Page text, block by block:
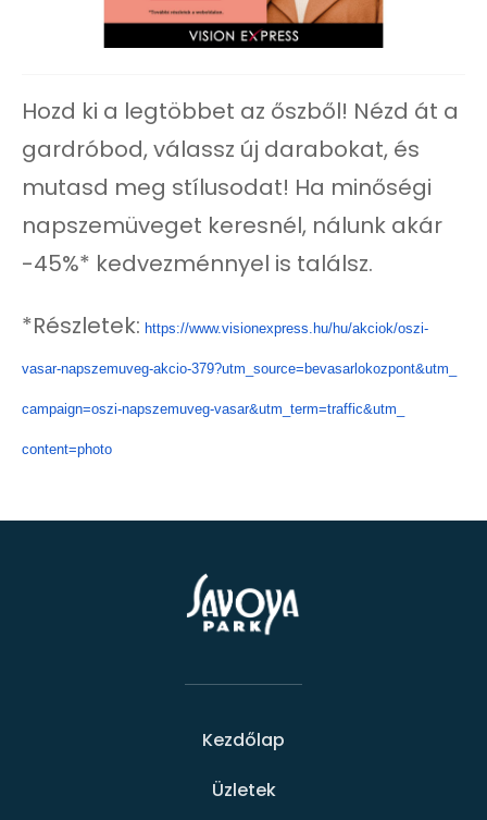
Hozd ki a legtöbbet az őszből! Nézd át a
gardróbod, válassz új darabokat, és
mutasd meg stílusodat! Ha minőségi
napszemüveget keresnél, nálunk akár
-45%* kedvezménnyel is találsz.
*Részletek: https://www.visionexpress.hu/hu/akciok/oszi-
vasar-napszemuveg-akcio-379?utm_ source=bevasarlokozpont&utm_
campaign=oszi-napszemuveg-vasar&utm_term=traffic&utm_
content=photo
Kezdőlap
Üzletek